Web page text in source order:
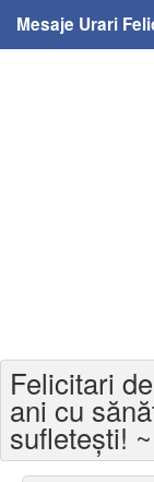
Mesaje Urari
Felicitari varsta
Felicitari zilele
Felicitari
ani cu
sufletești!